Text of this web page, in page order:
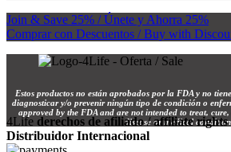
Join & Save 25% / Únete y Ahorra 25%
Comprar con Descuentos / Buy with
Estos productos no están aprobados por la FDA y no
diagnosticar y/o prevenir ningún tipo de condición o
approved by the FDA and are not intended to treat,
disease or medical
4Life derechos de afiliado / affiliate rights
Distribuidor Internacional